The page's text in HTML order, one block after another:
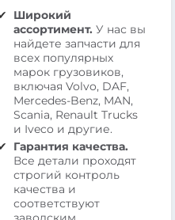
Широкий
ассортимент. У нас вы
найдете запчасти для
всех популярных
марок грузовиков,
включая Volvo, DAF,
Mercedes-Benz, MAN,
Scania, Renault Trucks
и Iveco и другие.
Гарантия качества.
Все детали проходят
строгий контроль
качества и
соответствуют